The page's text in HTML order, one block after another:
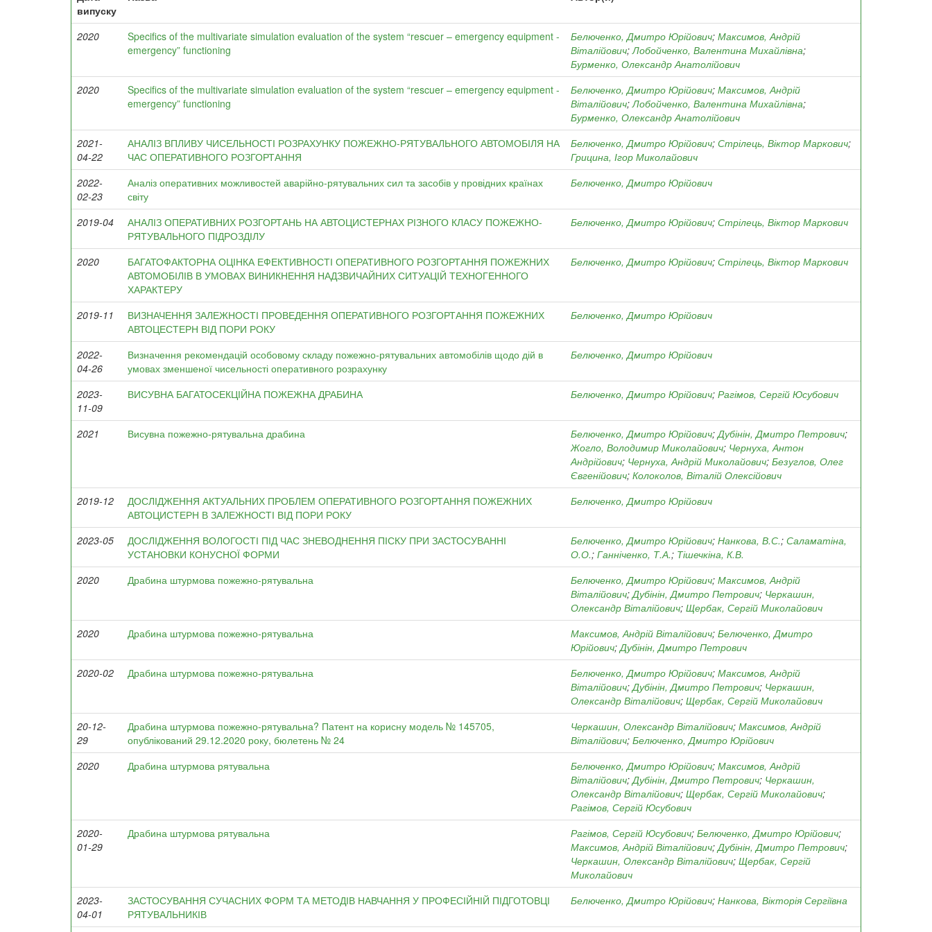
випуску
2020
Specifics of the multivariate simulation evaluation of the system “rescuer – emergency equipment -
emergency” functioning
Белюченко, Дмитро Юрійович; Максимов, Андрій
Віталійович;Лобойченко, Валентина Михайлівна;
Бурменко, Олександр Анатолійович
2020
Specifics of the multivariate simulation evaluation of the system “rescuer – emergency equipment -
emergency” functioning
Белюченко, Дмитро Юрійович; Максимов, Андрій
Віталійович;Лобойченко, Валентина Михайлівна;
Бурменко, Олександр Анатолійович
2021-
04-22
АНАЛІЗ ВПЛИВУ ЧИСЕЛЬНОСТІ РОЗРАХУНКУ ПОЖЕЖНО-РЯТУВАЛЬНОГО АВТОМОБІЛЯ НА
ЧАС ОПЕРАТИВНОГО РОЗГОРТАННЯ
Белюченко, Дмитро Юрійович; Стрілець, Віктор Маркович;
Грицина, Ігор Миколайович
2022-
02-23
Аналіз оперативних можливостей аварійно-рятувальних сил та засобів у провідних країнах
світу
Белюченко, Дмитро Юрійович
2019-04
АНАЛІЗ ОПЕРАТИВНИХ РОЗГОРТАНЬ НА АВТОЦИСТЕРНАХ РІЗНОГО КЛАСУ ПОЖЕЖНО-
РЯТУВАЛЬНОГО ПІДРОЗДІЛУ
Белюченко, Дмитро Юрійович; Стрілець, Віктор Маркович
2020
БАГАТОФАКТОРНА ОЦІНКА ЕФЕКТИВНОСТІ ОПЕРАТИВНОГО РОЗГОРТАННЯ ПОЖЕЖНИХ
АВТОМОБІЛІВ В УМОВАХ ВИНИКНЕННЯ НАДЗВИЧАЙНИХ СИТУАЦІЙ ТЕХНОГЕННОГО
ХАРАКТЕРУ
Белюченко, Дмитро Юрійович; Стрілець, Віктор Маркович
2019-11
ВИЗНАЧЕННЯ ЗАЛЕЖНОСТІ ПРОВЕДЕННЯ ОПЕРАТИВНОГО РОЗГОРТАННЯ ПОЖЕЖНИХ
АВТОЦЕСТЕРН ВІД ПОРИ РОКУ
Белюченко, Дмитро Юрійович
2022-
04-26
Визначення рекомендацій особовому складу пожежно-рятувальних автомобілів щодо дій в
умовах зменшеної чисельності оперативного розрахунку
Белюченко, Дмитро Юрійович
2023-
11-09
ВИСУВНА БАГАТОСЕКЦІЙНА ПОЖЕЖНА ДРАБИНА Белюченко, Дмитро Юрійович; Рагімов, Сергій Юсубович
2021 Висувна пожежно-рятувальна драбина Белюченко, Дмитро Юрійович;Дубінін, Дмитро Петрович;
Жогло, Володимир Миколайович; Чернуха, Антон
Андрійович; Чернуха, Андрій Миколайович; Безуглов, Олег
Євгенійович; Колоколов, Віталій Олексійович
2019-12
ДОСЛІДЖЕННЯ АКТУАЛЬНИХ ПРОБЛЕМ ОПЕРАТИВНОГО РОЗГОРТАННЯ ПОЖЕЖНИХ
АВТОЦИСТЕРН В ЗАЛЕЖНОСТІ ВІД ПОРИ РОКУ
Белюченко, Дмитро Юрійович
2023-05
ДОСЛІДЖЕННЯ ВОЛОГОСТІ ПІД ЧАС ЗНЕВОДНЕННЯ ПІСКУ ПРИ ЗАСТОСУВАННІ
УСТАНОВКИ КОНУСНОЇ ФОРМИ
Белюченко, Дмитро Юрійович; Нанкова, В.С.; Саламатіна,
О.О.; Ганніченко, Т.А.; Тішечкіна, К.В.
2020
Драбина штурмова пожежно-рятувальна Белюченко, Дмитро Юрійович; Максимов, Андрій
Віталійович;Дубінін, Дмитро Петрович; Черкашин,
Олександр Віталійович; Щербак, Сергій Миколайович
2020
Драбина штурмова пожежно-рятувальна Максимов, Андрій Віталійович; Белюченко, Дмитро
Юрійович;Дубінін, Дмитро Петрович
2020-02
Драбина штурмова пожежно-рятувальна Белюченко, Дмитро Юрійович; Максимов, Андрій
Віталійович;Дубінін, Дмитро Петрович; Черкашин,
Олександр Віталійович; Щербак, Сергій Миколайович
20-12-
29
Драбина штурмова пожежно-рятувальна? Патент на корисну модель № 145705,
опублікований 29.12.2020 року, бюлетень № 24
Черкашин, Олександр Віталійович; Максимов, Андрій
Віталійович; Белюченко, Дмитро Юрійович
2020
Драбина штурмова рятувальна Белюченко, Дмитро Юрійович; Максимов, Андрій
Віталійович;Дубінін, Дмитро Петрович; Черкашин,
Олександр Віталійович; Щербак, Сергій Миколайович;
Рагімов, Сергій Юсубович
2020-
01-29
Драбина штурмова рятувальна Рагімов, Сергій Юсубович; Белюченко, Дмитро Юрійович;
Максимов, Андрій Віталійович;Дубінін, Дмитро Петрович;
Черкашин, Олександр Віталійович; Щербак, Сергій
Миколайович
2023-
04-01
ЗАСТОСУВАННЯ СУЧАСНИХ ФОРМ ТА МЕТОДІВ НАВЧАННЯ У ПРОФЕСІЙНІЙ ПІДГОТОВЦІ
РЯТУВАЛЬНИКІВ
Белюченко, Дмитро Юрійович; Нанкова, Вікторія Сергіївна